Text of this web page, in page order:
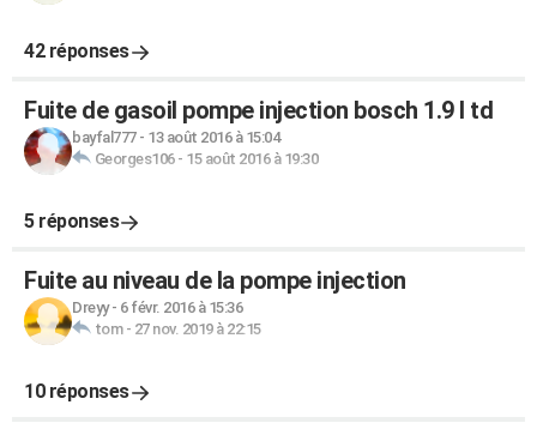
42 réponses
Fuite de gasoil pompe injection bosch 1.9 l td
bayfal777- 13 août 2016 à 15:04
Georges106- 15 août 2016 à 19:30
5 réponses
Fuite au niveau de la pompe injection
Dreyy- 6 févr. 2016 à 15:36
tom- 27 nov. 2019 à 22:15
10 réponses